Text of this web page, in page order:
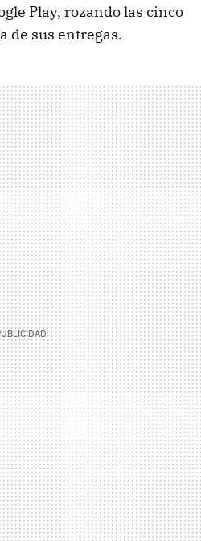
Play, rozando las cinco
de sus entregas.